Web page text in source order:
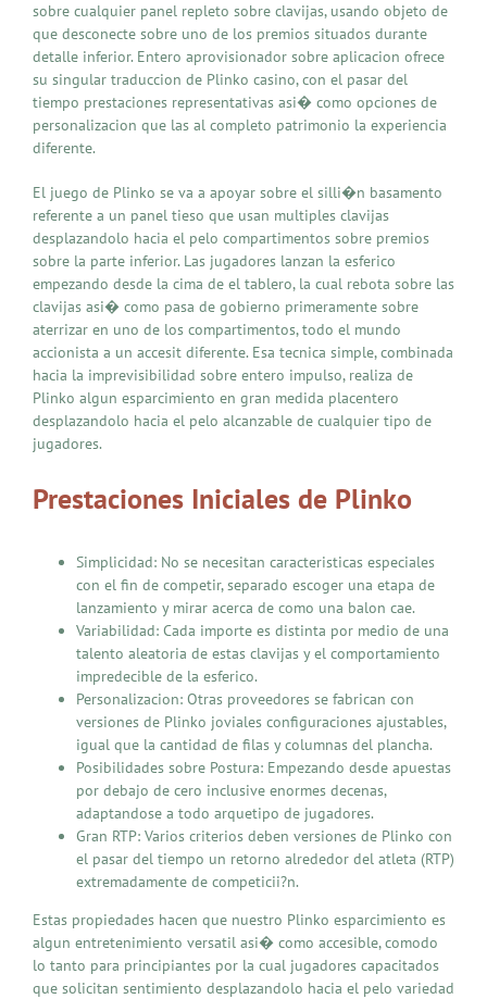
sobre cualquier panel repleto sobre clavijas, usando objeto de
que desconecte sobre uno de los premios situados durante
detalle inferior. Entero aprovisionador sobre aplicacion ofrece
su singular traduccion de Plinko casino, con el pasar del
tiempo prestaciones representativas asi� como opciones de
personalizacion que las al completo patrimonio la experiencia
diferente.
El juego de Plinko se va a apoyar sobre el silli�n basamento
referente a un panel tieso que usan multiples clavijas
desplazandolo hacia el pelo compartimentos sobre premios
sobre la parte inferior. Las jugadores lanzan la esferico
empezando desde la cima de el tablero, la cual rebota sobre las
clavijas asi� como pasa de gobierno primeramente sobre
aterrizar en uno de los compartimentos, todo el mundo
accionista a un accesit diferente. Esa tecnica simple, combinada
hacia la imprevisibilidad sobre entero impulso, realiza de
Plinko algun esparcimiento en gran medida placentero
desplazandolo hacia el pelo alcanzable de cualquier tipo de
jugadores.
Prestaciones Iniciales de Plinko
Simplicidad: No se necesitan caracteristicas especiales
con el fin de competir, separado escoger una etapa de
lanzamiento y mirar acerca de como una balon cae.
Variabilidad: Cada importe es distinta por medio de una
talento aleatoria de estas clavijas y el comportamiento
impredecible de la esferico.
Personalizacion: Otras proveedores se fabrican con
versiones de Plinko joviales configuraciones ajustables,
igual que la cantidad de filas y columnas del plancha.
Posibilidades sobre Postura: Empezando desde apuestas
por debajo de cero inclusive enormes decenas,
adaptandose a todo arquetipo de jugadores.
Gran RTP: Varios criterios deben versiones de Plinko con
el pasar del tiempo un retorno alrededor del atleta (RTP)
extremadamente de competicii?n.
Estas propiedades hacen que nuestro Plinko esparcimiento es
algun entretenimiento versatil asi� como accesible, comodo
lo tanto para principiantes por la cual jugadores capacitados
que solicitan sentimiento desplazandolo hacia el pelo variedad